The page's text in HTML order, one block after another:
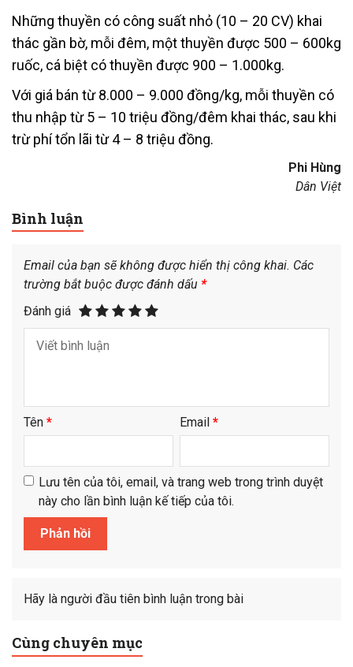
Những thuyền có công suất nhỏ (10 – 20 CV) khai
thác gần bờ, mỗi đêm, một thuyền được 500 – 600kg
ruốc, cá biệt có thuyền được 900 – 1.000kg.
Với giá bán từ 8.000 – 9.000 đồng/kg, mỗi thuyền có
thu nhập từ 5 – 10 triệu đồng/đêm khai thác, sau khi
trừ phí tổn lãi từ 4 – 8 triệu đồng.
Phi Hùng
Dân Việt
Bình luận
Email của bạn sẽ không được hiển thị công khai. Các
trường bắt buộc được đánh dấu *
Đánh giá
Tên * Email *
Lưu tên của tôi, email, và trang web trong trình duyệt
này cho lần bình luận kế tiếp của tôi.
Hãy là người đầu tiên bình luận trong bài
Cùng chuyên mục